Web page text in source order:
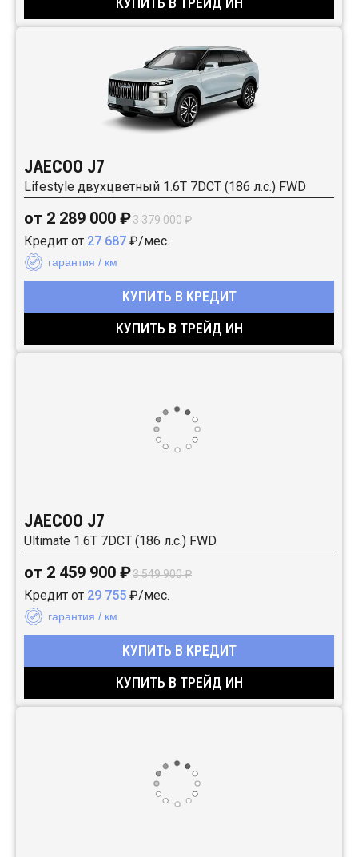
JAECOO J7
Lifestyle двухцветный 1.6T 7DCT (186 л.с.) FWD
от 2 289 000 ₽3 379 000 ₽
Кредит от 27 687 ₽/мес.
гарантия / км
КУПИТЬ В КРЕДИТ
КУПИТЬ В ТРЕЙД ИН
JAECOO J7
Ultimate 1.6T 7DCT (186 л.с.) FWD
от 2 459 900 ₽3 549 900 ₽
Кредит от 29 755 ₽/мес.
гарантия / км
КУПИТЬ В КРЕДИТ
КУПИТЬ В ТРЕЙД ИН